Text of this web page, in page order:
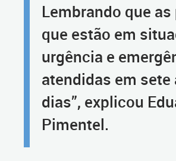
Lembrando que
que estão em
urgência e
atendidas em sete
dias”, explicou
Pimentel.